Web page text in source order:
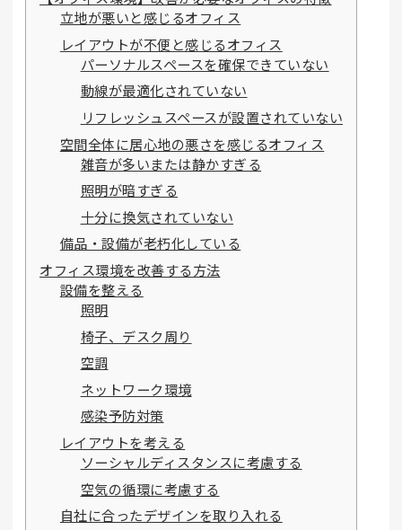
立地が悪いと感じるオフィス
レイアウトが不便と感じるオフィス
パーソナルスペースを確保できていない
動線が最適化されていない
リフレッシュスペースが設置されていない
空間全体に居心地の悪さを感じるオフィス
雑音が多いまたは静かすぎる
照明が暗すぎる
十分に換気されていない
備品・設備が老朽化している
オフィス環境を改善する方法
設備を整える
照明
椅子、デスク周り
空調
ネットワーク環境
感染予防対策
レイアウトを考える
ソーシャルディスタンスに考慮する
空気の循環に考慮する
自社に合ったデザインを取り入れる